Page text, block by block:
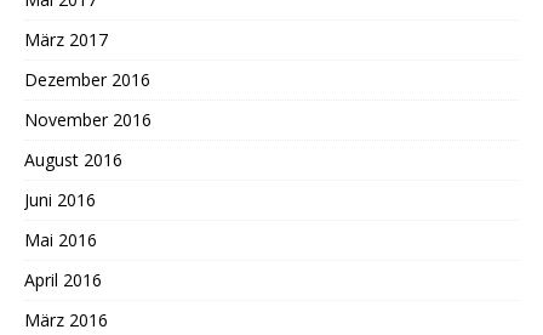
März 2017
Dezember 2016
November 2016
August 2016
Juni 2016
Mai 2016
April 2016
März 2016